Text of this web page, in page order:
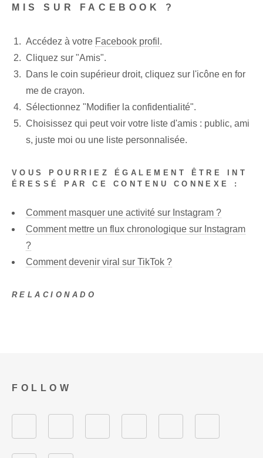
MIS SUR FACEBOOK ?
Accédez à votre Facebook profil .
Cliquez sur "Amis".
Dans le coin supérieur droit, cliquez sur l'icône en for
me de crayon.
Sélectionnez "Modifier la confidentialité".
Choisissez qui peut voir votre liste d'amis : public, ami
s, juste moi ou une liste personnalisée.
VOUS POURRIEZ ÉGALEMENT ÊTRE INT
ÉRESSÉ PAR CE CONTENU CONNEXE :
Comment masquer une activité sur Instagram ?
Comment mettre un flux chronologique sur Instagram
?
Comment devenir viral sur TikTok ?
RELACIONADO
FOLLOW